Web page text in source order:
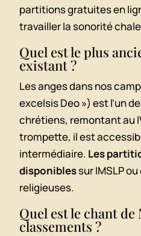
partitions gratuites en
travailler la sonorité
Quel est le plus
existant ?
Les anges dans nos
excelsis Deo ») est l’un
chrétiens, remontant au
trompette, il est
intermédiaire. Les
disponiblessur IMSLP
religieuses.
Quel est le chant de
classements ?